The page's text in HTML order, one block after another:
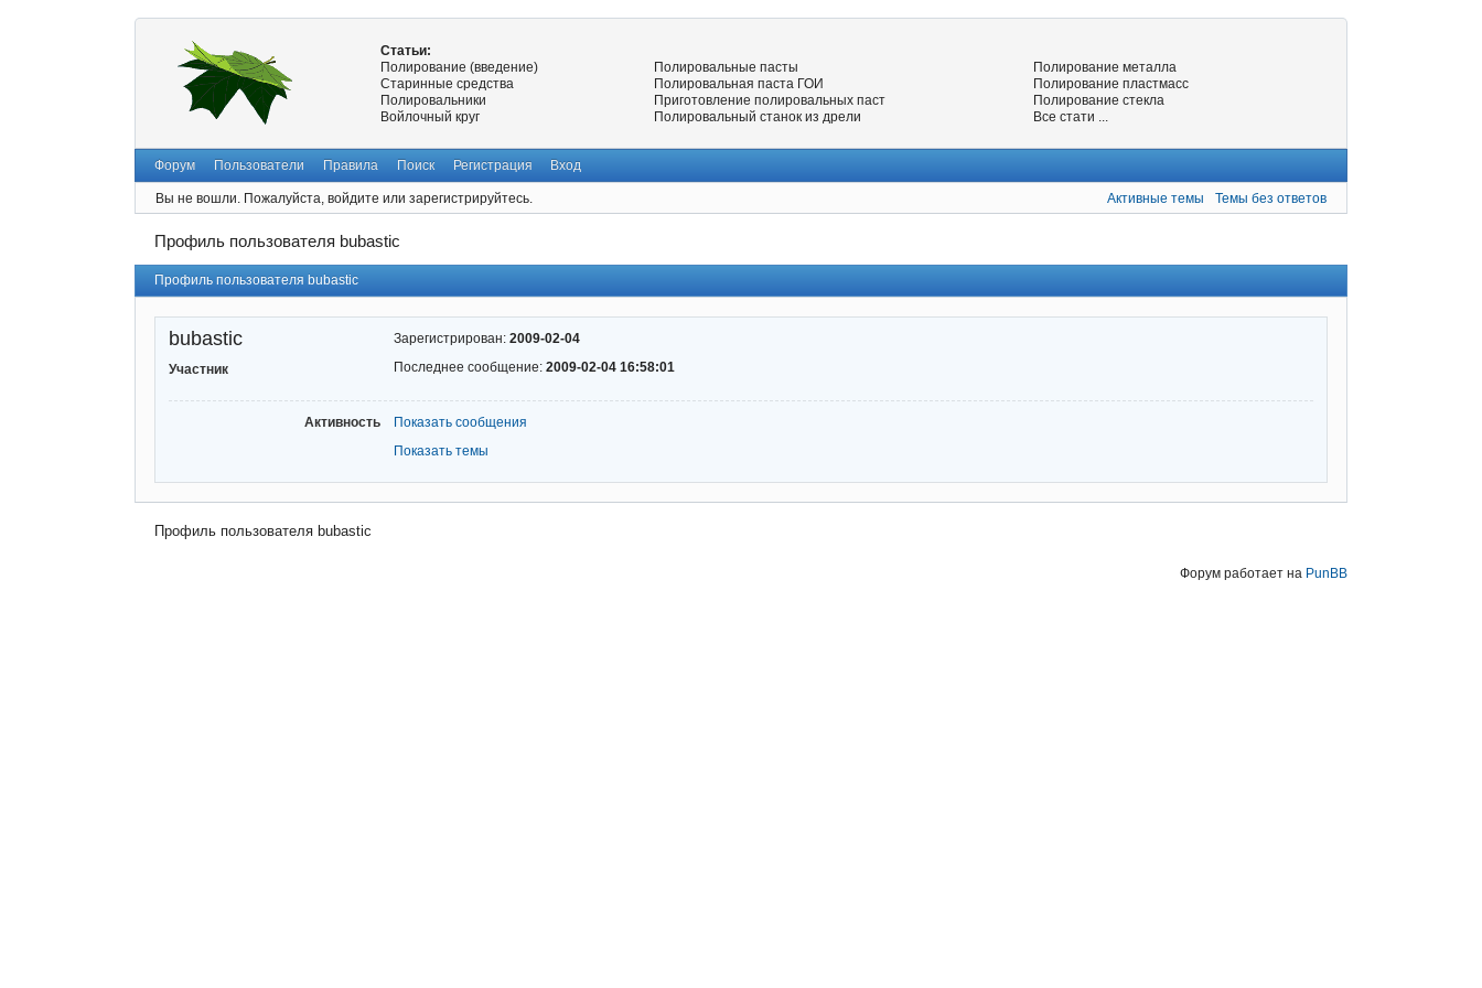
Статьи:
Полирование (введение)
Старинные средства
Полировальники
Войлочный круг
Полировальные пасты
Полировальная паста ГОИ
Приготовление полировальных паст
Полировальный станок из дрели
Полирование металла
Полирование пластмасс
Полирование стекла
Все стати ...
Форум Пользователи Правила Поиск Регистрация Вход
Вы не вошли. Пожалуйста, войдите или зарегистрируйтесь. Активные темы Темы без ответов
Профиль пользователя bubastic
Профиль пользователя bubastic
bubastic
Участник
Зарегистрирован: 2009-02-04
Последнее сообщение: 2009-02-04 16:58:01
Активность
Показать сообщения
Показать темы
Профиль пользователя bubastic
Форум работает на PunBB